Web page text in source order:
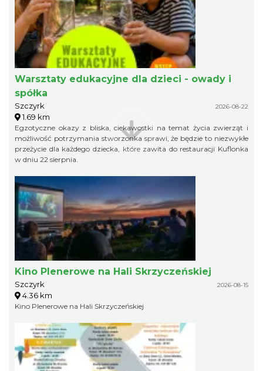
Warsztaty edukacyjne dla dzieci - owady i
spółka
Szczyrk 2026-08-22
1.69 km
Egzotyczne okazy z bliska, ciekawostki na temat życia zwierząt i
możliwość potrzymania stworzonka sprawi, że będzie to niezwykłe
przeżycie dla każdego dziecka, które zawita do restauracji Kuflonka
w dniu 22 sierpnia.
Kino Plenerowe na Hali Skrzyczeńskiej
Szczyrk 2026-08-15
4.36 km
Kino Plenerowe na Hali Skrzyczeńskiej